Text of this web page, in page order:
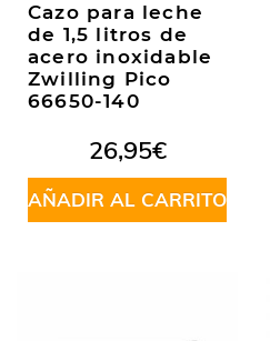
Cazo para leche
de 1,5 litros de
acero inoxidable
Zwilling Pico
66650-140
26,95€
AÑADIR AL CARRITO